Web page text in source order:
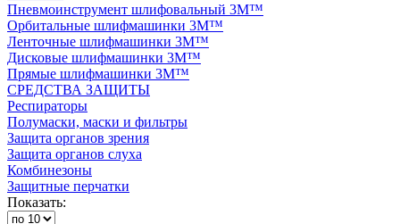
Пневмоинструмент шлифовальный 3M™
Орбитальные шлифмашинки 3M™
Ленточные шлифмашинки 3M™
Дисковые шлифмашинки 3M™
Прямые шлифмашинки 3M™
СРЕДСТВА ЗАЩИТЫ
Респираторы
Полумаски, маски и фильтры
Защита органов зрения
Защита органов слуха
Комбинезоны
Защитные перчатки
Показать: